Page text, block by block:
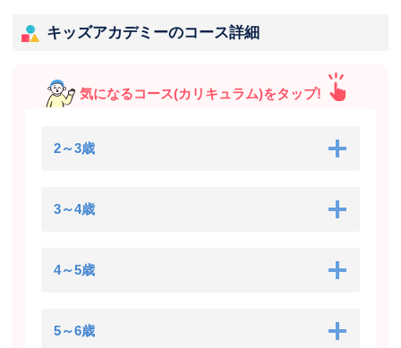
キッズアカデミーのコース詳細
気になるコース(カリキュラム)をタップ!
2～3歳
3～4歳
4～5歳
5～6歳